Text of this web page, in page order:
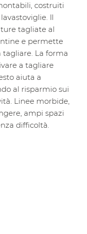
costruiti
Il
tagliate al
e permette
La forma
a tagliare
aiuta a
al risparmio sui
Linee morbide,
ampi spazi
difficoltà.